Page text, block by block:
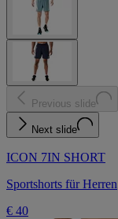
Previous slide
Next slide
ICON 7IN SHORT
Sportshorts für Herren
€ 40